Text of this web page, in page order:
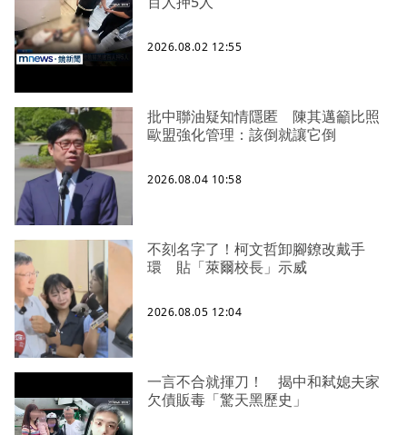
2026.08.02 12:55
批中聯油疑知情隱匿 陳其邁籲比照
歐盟強化管理：該倒就讓它倒
2026.08.04 10:58
不刻名字了！柯文哲卸腳鐐改戴手
環 貼「萊爾校長」示威
2026.08.05 12:04
一言不合就揮刀！ 揭中和弒媳夫家
欠債販毒「驚天黑歷史」